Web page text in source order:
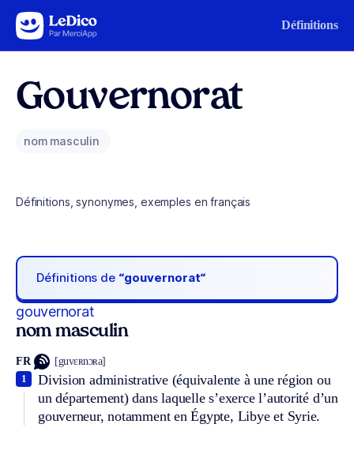
Aller au contenu Définitions
Gouvernorat
nom masculin
Définitions, synonymes, exemples en français
Définitions de “gouvernorat“
gouvernorat
nom masculin
FR [guvɛʀnɔʀa]
Division administrative (équivalente à une région ou
un département) dans laquelle s’exerce l’autorité d’un
gouverneur, notamment en Égypte, Libye et Syrie.
1